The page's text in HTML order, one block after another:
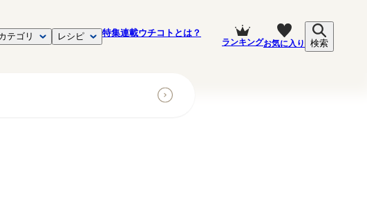
テゴリ レシピ 特集連載ウチコトとは？
ランキングお気に入り 検索